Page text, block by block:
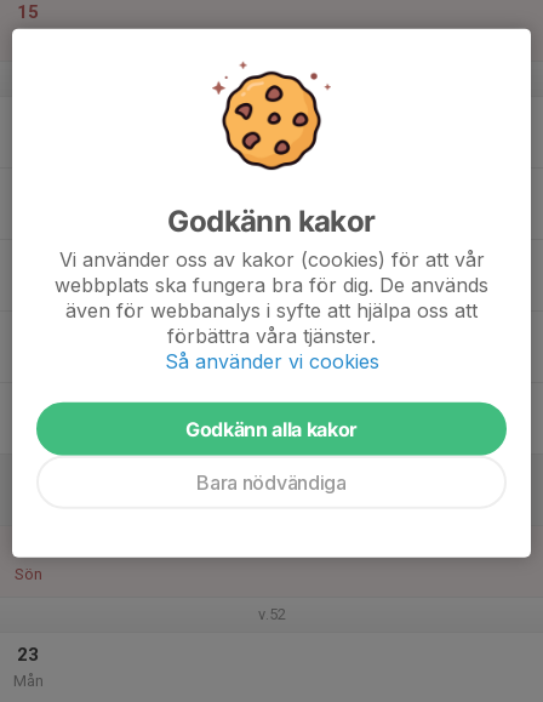
15
v.51
Fre
Sön
v.52
23
Mån
Godkänn kakor
Vi använder oss av kakor (cookies) för att vår
webbplats ska fungera bra för dig. De används
även för webbanalys i syfte att hjälpa oss att
förbättra våra tjänster.
Så använder vi cookies
Godkänn alla kakor
Bara nödvändiga